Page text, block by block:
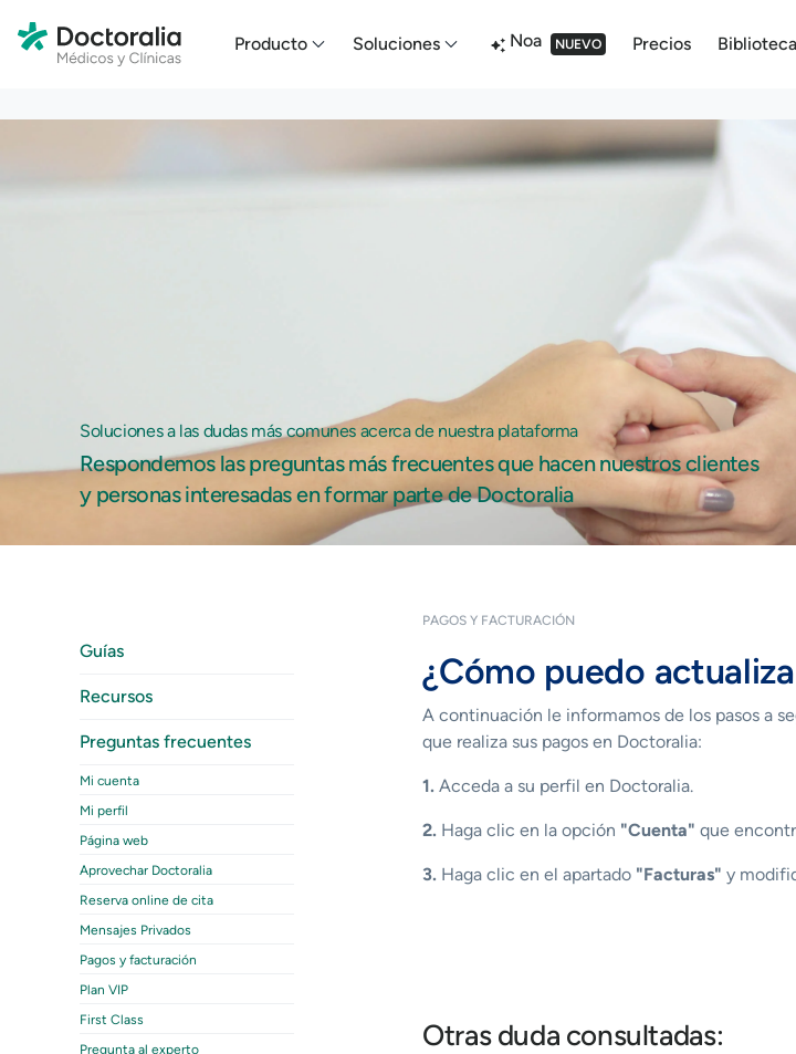
Producto Soluciones Noa NUEVO Precios Biblioteca
Guías
Recursos
Preguntas frecuentes
Mi cuenta
Mi perfil
Página web
Aprovechar Doctoralia
Reserva online de cita
Mensajes Privados
Pagos y facturación
Plan VIP
First Class
Pregunta al experto
Soluciones a las dudas más comunes acerca de nuestra plataforma
Respondemos las preguntas más frecuentes que hacen nuestros clientes
y personas interesadas en formar parte de Doctoralia
PAGOS Y FACTURACIÓN
¿Cómo puedo
A continuación le informamos de los pasos a
que realiza sus pagos en Doctoralia:
1. Acceda a su perfil en Doctoralia.
2. Haga clic en la opción "Cuenta" que
3. Haga clic en el apartado "Facturas" y
Otras duda consultadas: